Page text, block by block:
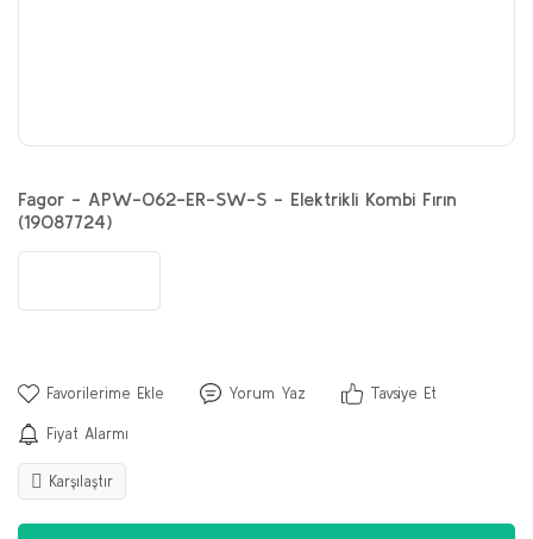
Fagor - APW-062-ER-SW-S - Elektrikli Kombi Fırın
(19087724)
Yorum Yaz Tavsiye Et
Fiyat Alarmı
Karşılaştır